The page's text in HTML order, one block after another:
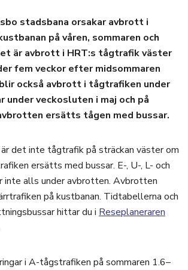
stadsbana orsakar avbrott i
på våren, sommaren och
är avbrott i HRT:s tågtrafik väster
fem veckor efter midsommaren
också avbrott i tågtrafiken under
under veckosluten i maj och på
ersätts tågen med bussar.
det inte tågtrafik på sträckan väster om
ersätts med bussar. E-, U-, L- och
inte alls under avbrotten. Avbrotten
på kustbanan. Tidtabellerna och
hittar du i Reseplaneraren
i A-tågstrafiken på sommaren 1.6–